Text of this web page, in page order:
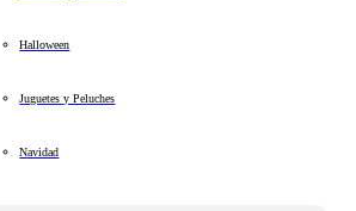
Halloween
Juguetes y Peluches
Navidad